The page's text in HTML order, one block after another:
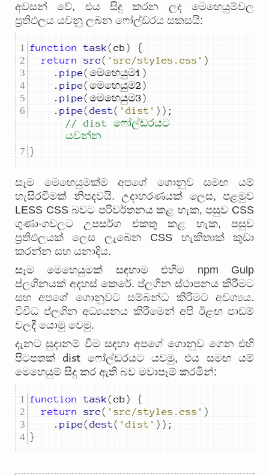
අවසන් වේ, එය සිදු කරන ලද මෙහෙයුම්වල
ප්‍රතිඵලය යවනු ලබන ෆෝල්ඩරය සකසයි:
function task( cb)
{
return
src( 'src/styles.css' )
. pipe( මෙහෙයුම1 )
. pipe( මෙහෙයුම2 )
. pipe( මෙහෙයුම3 )
. pipe( dest( 'dist' )) ;
// dist ෆෝල්ඩරයට
යවන්න
}
සෑම මෙහෙයුමක්ම අපගේ ගොනුව සමඟ යම්
හැසිරවීමක් නිපදවයි. උදාහරණයක් ලෙස, පළමුව
LESS CSS බවට පරිවර්තනය කළ හැක, පසුව CSS
ගුණාංගවලට උපසර්ග එකතු කළ හැක, පසුව
ප්‍රතිඵලයක් ලෙස ලැබෙන CSS හැකිතාක් කුඩා
කරන්න සහ යනාදිය.
සෑම මෙහෙයුමක් සඳහාම එහිම npm Gulp
ප්ලගිනයක් අදහස් කෙරේ. ප්ලගින ස්ථාපනය කිරීමට
සහ අපගේ ගොනුවට සම්බන්ධ කිරීමට අවශ්‍යය.
විවිධ ප්ලගින අධ්‍යයනය කිරීමෙන් අපි ඊළඟ පාඩම්
වලදී යොමු වෙමු.
දැනට සුදානම් වීම සඳහා අපගේ ගොනුව ගෙන එහි
පිටපතක් distෆෝල්ඩරයට යවමු, එය සමඟ යම්
මෙහෙයුම් සිදු කර ඇති බව මවාපෑම් කරමින්:
function task( cb)
{
return
src( 'src/styles.css' )
. pipe( dest( 'dist' )) ;
}